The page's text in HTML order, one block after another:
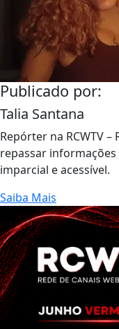
Publicado por:
Talia Santana
Repórter na RCWTV –
repassar
imparcial e acessível.
Saiba Mais